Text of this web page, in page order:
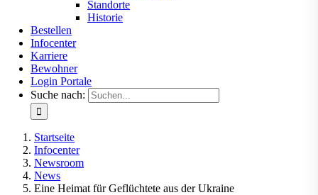
Standorte
Historie
Bestellen
Infocenter
Karriere
Bewohner
Login Portale
Suche nach:
Startseite
Infocenter
Newsroom
News
Eine Heimat für Geflüchtete aus der Ukraine